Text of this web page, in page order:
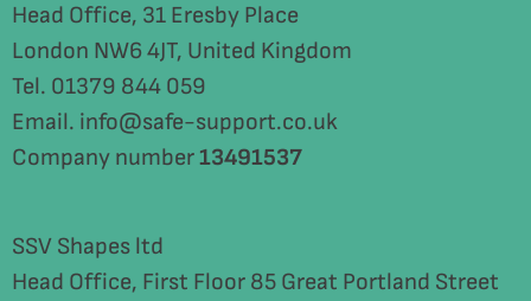
Head Office, 31 Eresby Place
London NW6 4JT, United Kingdom
Tel. 01379 844 059
Email. info@safe-support.co.uk
Company number13491537
SSV Shapes ltd
Head Office, First Floor 85 Great Portland Street